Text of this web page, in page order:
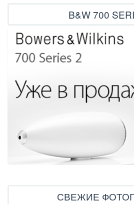
B&W 700
СВЕЖИЕ